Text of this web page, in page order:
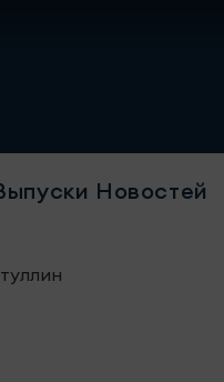
Новостей